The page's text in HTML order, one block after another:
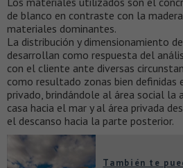
de blanco en contraste con la
materiales dominantes.
La distribución y dimensionamiento
desarrollan como respuesta del
con el cliente ante diversas
como resultado zonas bien definidas
privado, brindándole al área social
casa hacia el mar y al área privada
el descanso hacia la parte posterior.
También te